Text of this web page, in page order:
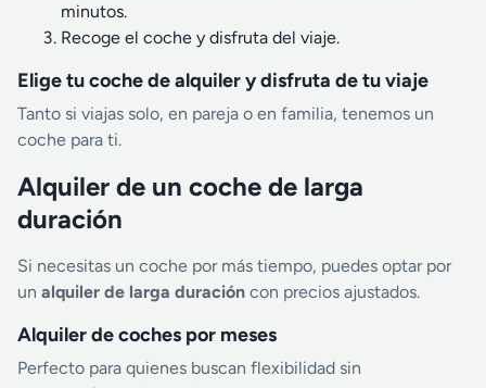
minutos.
Recoge el coche y disfruta del viaje.
Elige tu coche de alquiler y disfruta de tu viaje
Tanto si viajas solo, en pareja o en familia, tenemos un
coche para ti.
Alquiler de un coche de larga
duración
Si necesitas un coche por más tiempo, puedes optar por
un alquiler de larga duración con precios ajustados.
Alquiler de coches por meses
Perfecto para quienes buscan flexibilidad sin